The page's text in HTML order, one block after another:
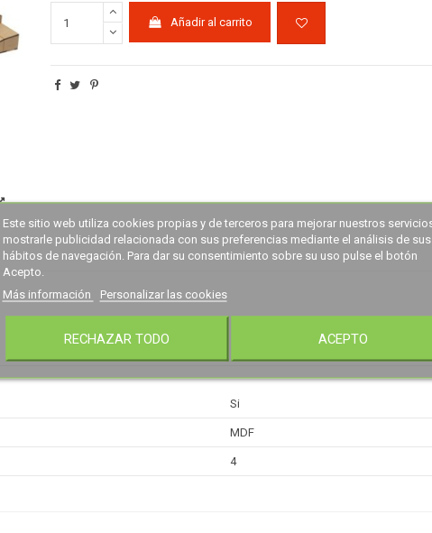
Añadir al carrito
Si
MDF
4
Este sitio web utiliza cookies propias y de terceros para mejorar nuestros
mostrarle publicidad relacionada con sus preferencias mediante el análisis de sus
hábitos de navegación. Para dar su consentimiento sobre su uso pulse el botón
Acepto.
Más información
Personalizar las cookies
RECHAZAR TODO ACEPTO